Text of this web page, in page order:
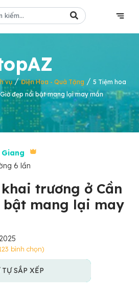
vụ/Điện Hoa - Quà Tặng / 5 Tiệm hoa
đẹp nổi bật mang lại may mắn
6 lần
trương ở Cần
bật mang lại may
bình chọn)
SẮP XẾP